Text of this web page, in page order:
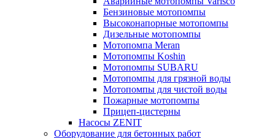
Бензиновые мотопомпы
Высоконапорные мотопомпы
Дизельные мотопомпы
Мотопомпа Meran
Мотопомпы Koshin
Мотопомпы SUBARU
Мотопомпы для грязной воды
Мотопомпы для чистой воды
Пожарные мотопомпы
Прицеп-цистерны
Насосы ZENIT
Оборудование для бетонных работ